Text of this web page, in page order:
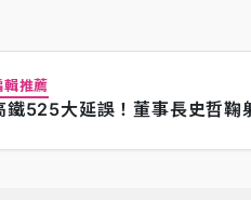
輯推薦
鐵525大延誤！董事長史哲鞠